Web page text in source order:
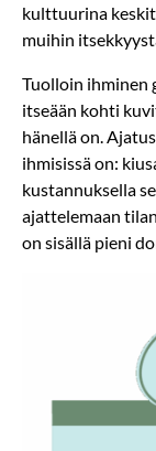
kulttuurina
muihin
Tuolloin ihminen
itseään kohti
hänellä on.
ihmisissä on:
kustannuksella
ajattelemaan
on sisällä pieni